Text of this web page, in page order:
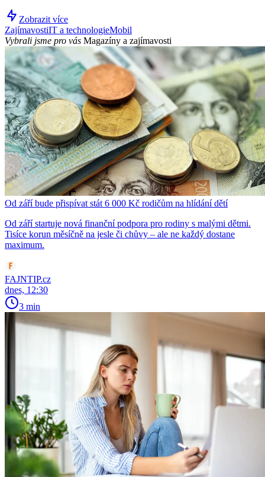
Zobrazit více
ZajímavostiIT a technologieMobil
Vybrali jsme pro vás Magazíny a zajímavosti
Od září bude přispívat stát 6 000 Kč rodičům na hlídání dětí
Od září startuje nová finanční podpora pro rodiny s malými dětmi.
Tisíce korun měsíčně na jesle či chůvy – ale ne každý dostane
maximum.
FAJNTIP.cz
dnes, 12:30
3 min